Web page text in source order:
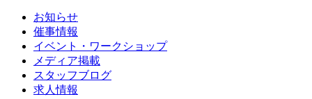
お知らせ
催事情報
イベント・ワークショップ
メディア掲載
スタッフブログ
求人情報